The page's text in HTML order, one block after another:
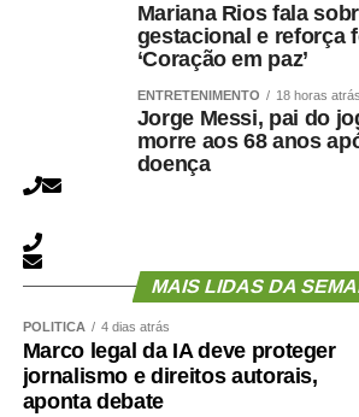
Mariana Rios fala
gestacional e reforça
‘Coração em paz’
ENTRETENIMENTO 18 horas atrás
Jorge Messi, pai do
morre aos 68 anos
doença
MAIS LIDAS DA
POLÍTICA 4 dias atrás
Marco legal da IA deve proteger
jornalismo e direitos autorais,
aponta debate